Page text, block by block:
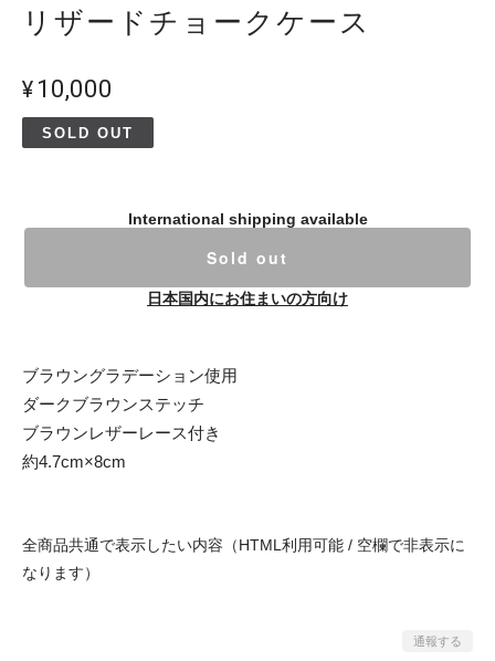
リザードチョークケース
¥10,000
SOLD OUT
International shipping available
Sold out
日本国内にお住まいの方向け
ブラウングラデーション使用
ダークブラウンステッチ
ブラウンレザーレース付き
約4.7cm×8cm
全商品共通で表示したい内容（HTML利用可能 / 空欄で非表示に
なります）
通報する